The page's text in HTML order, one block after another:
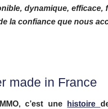
dynamique, efficace,
la confiance que nous
made in France
c’est une histoire